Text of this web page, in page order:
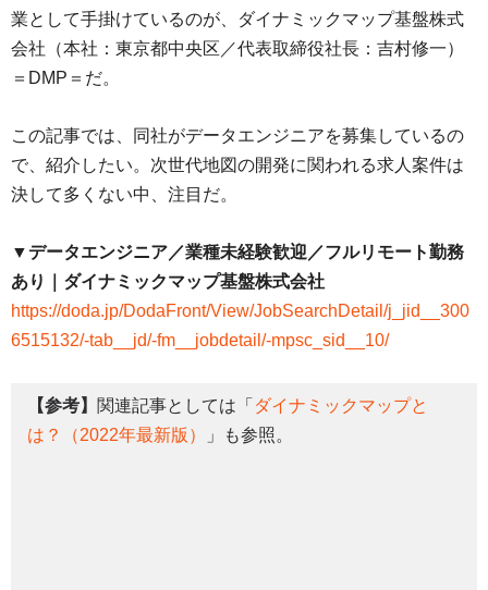
業として手掛けているのが、ダイナミックマップ基盤株式
会社（本社：東京都中央区／代表取締役社長：吉村修一）
＝DMP＝だ。
この記事では、同社がデータエンジニアを募集しているの
で、紹介したい。次世代地図の開発に関われる求人案件は
決して多くない中、注目だ。
▼データエンジニア／業種未経験歓迎／フルリモート勤務
あり｜ダイナミックマップ基盤株式会社
https://doda.jp/DodaFront/View/JobSearchDetail/j_jid__300
6515132/-tab__jd/-fm__jobdetail/-mpsc_sid__10/
【参考】 関連記事としては「 ダイナミックマップと
は？（2022年最新版）
」も参照。